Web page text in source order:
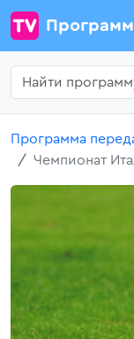
Программа
Чемпионат